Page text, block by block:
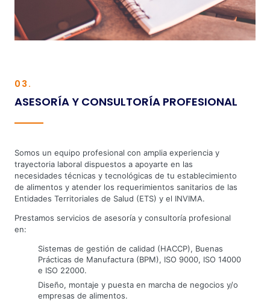
03.
ASESORÍA Y CONSULTORÍA PROFESIONAL
Somos un equipo profesional con amplia experiencia y
trayectoria laboral dispuestos a apoyarte en las
necesidades técnicas y tecnológicas de tu establecimiento
de alimentos y atender los requerimientos sanitarios de las
Entidades Territoriales de Salud (ETS) y el INVIMA.
Prestamos servicios de asesoría y consultoría profesional
en:
Sistemas de gestión de calidad (HACCP), Buenas
Prácticas de Manufactura (BPM), ISO 9000, ISO 14000
e ISO 22000.
Diseño, montaje y puesta en marcha de negocios y/o
empresas de alimentos.